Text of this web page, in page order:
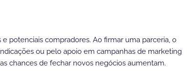
potenciais compradores. Ao firmar uma parceria, o
ou pelo apoio em campanhas de marketing
chances de fechar novos negócios aumentam.